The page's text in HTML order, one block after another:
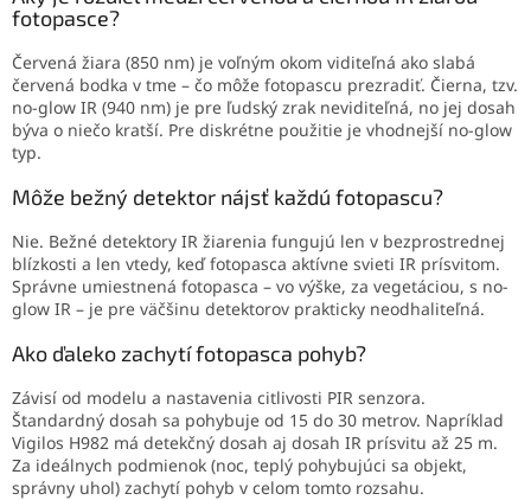
fotopasce?
Červená žiara (850 nm) je voľným okom viditeľná ako slabá
červená bodka v tme – čo môže fotopascu prezradiť. Čierna, tzv.
no-glow IR (940 nm) je pre ľudský zrak neviditeľná, no jej dosah
býva o niečo kratší. Pre diskrétne použitie je vhodnejší no-glow
typ.
Môže bežný detektor nájsť každú fotopascu?
Nie. Bežné detektory IR žiarenia fungujú len v bezprostrednej
blízkosti a len vtedy, keď fotopasca aktívne svieti IR prísvitom.
Správne umiestnená fotopasca – vo výške, za vegetáciou, s no-
glow IR – je pre väčšinu detektorov prakticky neodhaliteľná.
Ako ďaleko zachytí fotopasca pohyb?
Závisí od modelu a nastavenia citlivosti PIR senzora.
Štandardný dosah sa pohybuje od 15 do 30 metrov. Napríklad
Vigilos H982 má detekčný dosah aj dosah IR prísvitu až 25 m.
Za ideálnych podmienok (noc, teplý pohybujúci sa objekt,
správny uhol) zachytí pohyb v celom tomto rozsahu.